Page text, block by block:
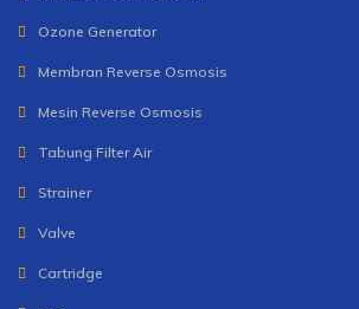
Ozone Generator
Membran Reverse Osmosis
Mesin Reverse Osmosis
Tabung Filter Air
Strainer
Valve
Cartridge